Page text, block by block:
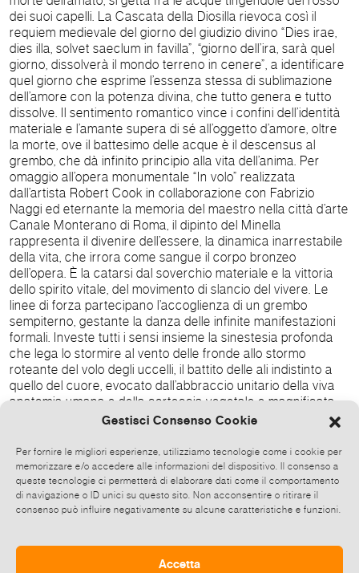
Gestisci Consenso Cookie
Per fornire le migliori esperienze, utilizziamo tecnologie come i cookie per
memorizzare e/o accedere alle informazioni del dispositivo. Il consenso a
queste tecnologie ci permetterà di elaborare dati come il comportamento
di navigazione o ID unici su questo sito. Non acconsentire o ritirare il
consenso può influire negativamente su alcune caratteristiche e funzioni.
Accetta
dei suoi capelli. La Cascata della Diosilla rievoca così il
requiem medievale del giorno del giudizio divino “Dies irae,
dies illa, solvet saeclum in favilla”, “giorno dell’ira, sarà quel
giorno, dissolverà il mondo terreno in cenere”, a identificare
quel giorno che esprime l’essenza stessa di sublimazione
dell’amore con la potenza divina, che tutto genera e tutto
dissolve. Il sentimento romantico vince i confini dell’identità
materiale e l’amante supera di sé all’oggetto d’amore, oltre
la morte, ove il battesimo delle acque è il descensus al
grembo, che dà infinito principio alla vita dell’anima. Per
omaggio all’opera monumentale “In volo” realizzata
dall’artista Robert Cook in collaborazione con Fabrizio
Naggi ed eternante la memoria del maestro nella città d’arte
Canale Monterano di Roma, il dipinto del Minella
rappresenta il divenire dell’essere, la dinamica inarrestabile
della vita, che irrora come sangue il corpo bronzeo
dell’opera. È la catarsi dal soverchio materiale e la vittoria
dello spirito vitale, del movimento di slancio del vivere. Le
linee di forza partecipano l’accoglienza di un grembo
sempiterno, gestante la danza delle infinite manifestazioni
formali. Investe tutti i sensi insieme la sinestesia profonda
che lega lo stormire al vento delle fronde allo stormo
roteante del volo degli uccelli, il battito delle ali indistinto a
quello del cuore, evocato dall’abbraccio unitario della viva
anatomia umana e della corteccia vegetale e magnificata
dalla levata eco celeste minellana della vita in turbinoso
materici, a rivelare che l’assenza è parte integrante
dell’essenza, ne è la meraviglia stessa, il senso: è la
condizione indomita del movimento di metamorfosi, al di là
della forma della coscienza, per una rappresentazione in
transito di verità. È eterna filogenesi che, come ispira la
vita”. (Fulvia Minetti)
https://www.accademiapoesiarte.it/premio-canale-